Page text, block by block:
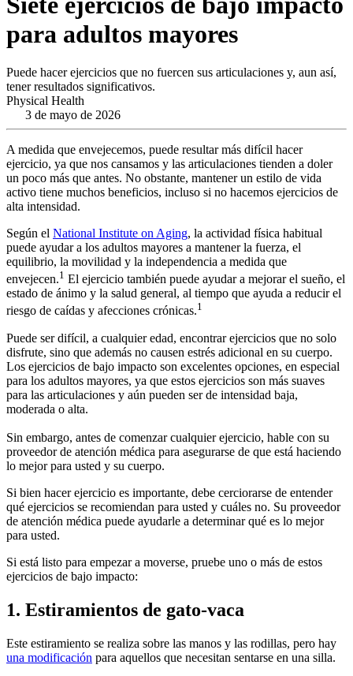
para adultos mayores
Puede hacer ejercicios que no fuercen sus articulaciones y, aun así,
tener resultados significativos.
Physical Health
3 de mayo de 2026
A medida que envejecemos, puede resultar más difícil hacer
ejercicio, ya que nos cansamos y las articulaciones tienden a doler
un poco más que antes. No obstante, mantener un estilo de vida
activo tiene muchos beneficios, incluso si no hacemos ejercicios de
alta intensidad.
Según el National Institute on Aging, la actividad física habitual
puede ayudar a los adultos mayores a mantener la fuerza, el
equilibrio, la movilidad y la independencia a medida que
envejecen.1 El ejercicio también puede ayudar a mejorar el sueño, el
estado de ánimo y la salud general, al tiempo que ayuda a reducir el
riesgo de caídas y afecciones crónicas.1
Puede ser difícil, a cualquier edad, encontrar ejercicios que no solo
disfrute, sino que además no causen estrés adicional en su cuerpo.
Los ejercicios de bajo impacto son excelentes opciones, en especial
para los adultos mayores, ya que estos ejercicios son más suaves
para las articulaciones y aún pueden ser de intensidad baja,
moderada o alta.
Sin embargo, antes de comenzar cualquier ejercicio, hable con su
proveedor de atención médica para asegurarse de que está haciendo
lo mejor para usted y su cuerpo.
Si bien hacer ejercicio es importante, debe cerciorarse de entender
qué ejercicios se recomiendan para usted y cuáles no. Su proveedor
de atención médica puede ayudarle a determinar qué es lo mejor
para usted.
Si está listo para empezar a moverse, pruebe uno o más de estos
ejercicios de bajo impacto:
1. Estiramientos de gato-vaca
Este estiramiento se realiza sobre las manos y las rodillas, pero hay
una modificación para aquellos que necesitan sentarse en una silla.